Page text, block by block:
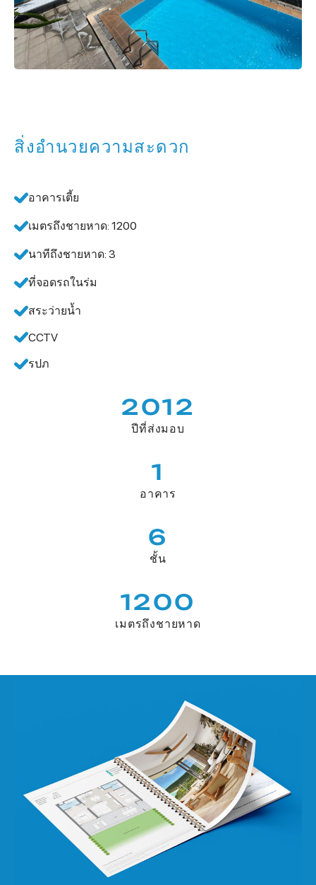
สิ่งอำนวยความสะดวก
อาคารเตี้ย
เมตรถึงชายหาด: 1200
นาทีถึงชายหาด: 3
ที่จอดรถในร่ม
สระว่ายน้ำ
CCTV
รปภ
2012
ปีที่ส่งมอบ
1
อาคาร
6
ชั้น
1200
เมตรถึงชายหาด